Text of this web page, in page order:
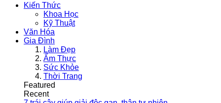
Kiến Thức
Khoa Học
Kỹ Thuật
Văn Hóa
Gia Đình
Làm Đẹp
Ẩm Thực
Sức Khỏe
Thời Trang
Featured
Recent